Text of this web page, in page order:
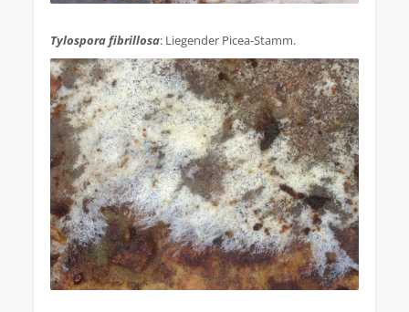
Tylospora fibrillosa: Liegender Picea-Stamm.